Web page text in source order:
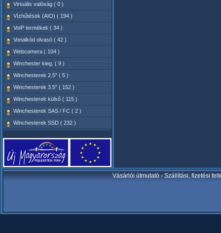
Virtuális valóság ( 0 )
Vízhűtések (AIO) ( 194 )
VoIP termékek ( 34 )
Vonalkód olvasó ( 42 )
Webcamera ( 104 )
Winchester kieg. ( 9 )
Winchesterek 2.5" ( 5 )
Winchesterek 3.5" ( 152 )
Winchesterek külső ( 115 )
Winchesterek SAS / FC ( 2 )
Winchesterek SSD ( 232 )
Vásárlói útmutató-Szállítási, fizetési